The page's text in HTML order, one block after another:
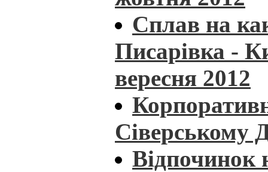
Сплав на
Писарівка -
вересня 2012
Сіверському
Відпочинок